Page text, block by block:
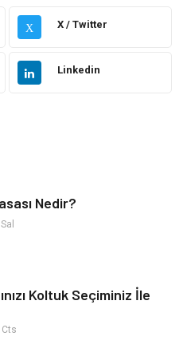
Giyim
Makine
Spor
X X / Twitter
Linkedin
Nedir?
Koltuk Seçiminiz İle